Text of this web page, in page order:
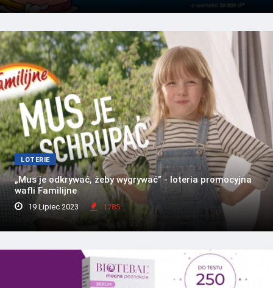
LOTERIE
„Mus je odkrywać, żeby wygrywać” - loteria promocyjna
wafli Familijne
19 Lipiec 2023 1785